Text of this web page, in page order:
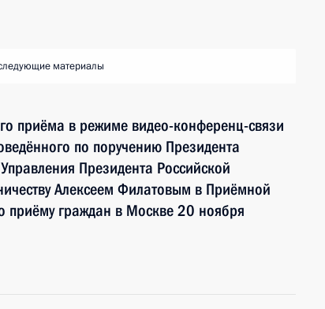
материалы
приёма в режиме видео-конференц-связи
по поручению Президента
Президента Российской
Алексеем Филатовым в Приёмной
приёму граждан в Москве 20 ноября